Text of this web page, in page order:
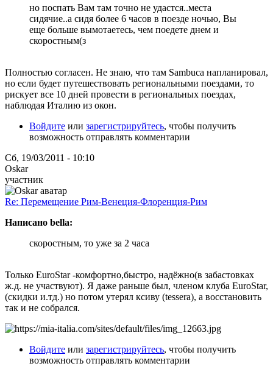
но поспать Вам там точно не удастся..места
сидячие..а сидя более 6 часов в поезде ночью, Вы
еще больше вымотаетесь, чем поедете днем и
скоростным(з
Полностью согласен. Не знаю, что там Sambuca напланировал,
но если будет путешествовать региональными поездами, то
рискует все 10 дней провести в региональных поездах,
наблюдая Италию из окон.
Войдите или зарегистрируйтесь, чтобы получить
возможность отправлять комментарии
Сб, 19/03/2011 - 10:10
Oskar
участник
Re: Перемещение Рим-Венеция-Флоренция-Рим
Написано bella:
скоростным, то уже за 2 часа
Только EuroStar -комфортно,быстро, надёжно(в забастовках
ж.д. не участвуют). Я даже раньше был, членом клуба EuroStar,
(скидки и.тд.) но потом утерял ксиву (tessera), а восстановить
так и не собрался.
Войдите или зарегистрируйтесь, чтобы получить
возможность отправлять комментарии